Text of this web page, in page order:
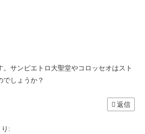
。サンピエトロ大聖堂やコロッセオはスト
でしょうか？
返信
り: